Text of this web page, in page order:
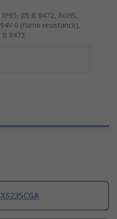
JIS B 8472, RoHS,
0 (flame resistance),
B 8473